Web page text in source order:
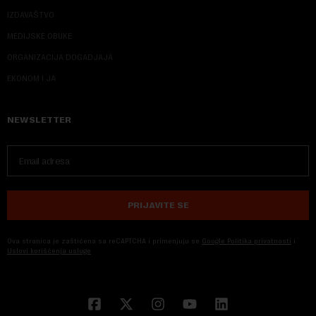
IZDAVAŠTVO
MEDIJSKE OBUKE
ORGANIZACIJA DOGADJAJA
EKONOM I JA
NEWSLETTER
PRIJAVITE SE
Ova stranica je zaštićena sa reCAPTCHA i primenjuju se Google Politika privatnosti i
Uslovi korišćenja usluge